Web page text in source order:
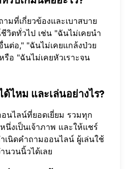
มที่เกี่ยวข้องและเบาสบาย
วิตทั่วไป เช่น "ฉันไม่เคยนำ
ต่อ," "ฉันไม่เคยแกล้งป่วย
รือ "ฉันไม่เคยหัวเราะจน
ไหม และเล่นอย่างไร?
นไลน์ที่ยอดเยี่ยม รวมทุก
งเป็นเจ้าภาพ และให้แชร์
เนิดคำถามออนไลน์ ผู้เล่นใช้
นวนนิ้วได้เลย